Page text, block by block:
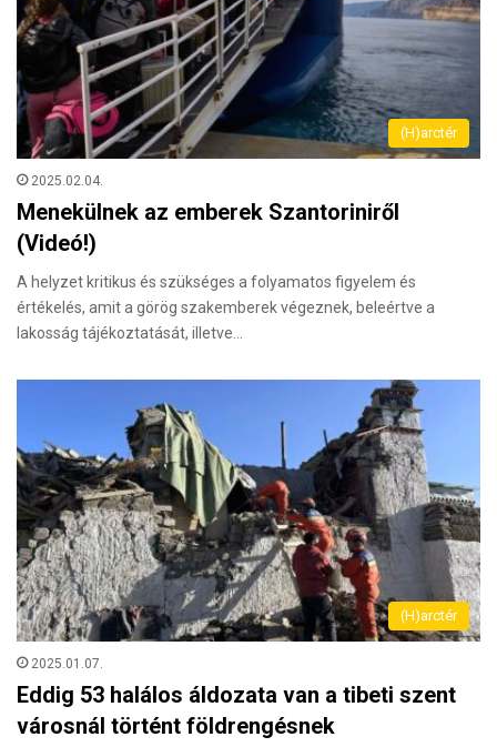
(H)arctér
2025.02.04.
Menekülnek az emberek Szantoriniről
(Videó!)
A helyzet kritikus és szükséges a folyamatos figyelem és
értékelés, amit a görög szakemberek végeznek, beleértve a
lakosság tájékoztatását, illetve…
(H)arctér
2025.01.07.
Eddig 53 halálos áldozata van a tibeti szent
városnál történt földrengésnek